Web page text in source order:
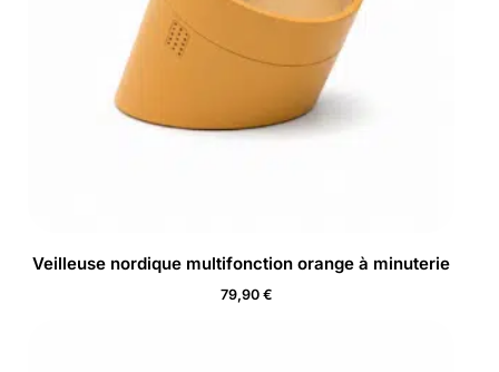
Veilleuse nordique multifonction orange à minuterie
79,90 €